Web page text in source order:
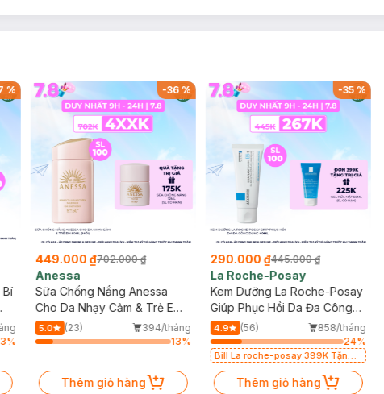
%
%
-36%
449.000 ₫702.000 ₫
Anessa
Sữa Chống Nắng Anessa
Cho Da Nhạy Cảm & Trẻ Em
60ml (Mới)
5.0 (23)
394/tháng
13%
Thêm giỏ hàng
-35%
290.000 ₫445.000 ₫
La Roche-Posay
Kem Dưỡng La Roche-Posay
Giúp Phục Hồi Da Đa Công
Dụng 40ml
4.9 (56)
858/tháng
24%
Bill La roche-posay 399K Tặng
Gel rửa mặt da dầu nhạy cảm
50ml (SL có hạn)
Thêm giỏ hàng